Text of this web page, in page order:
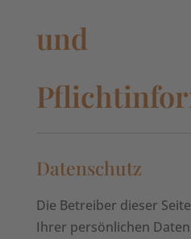
und
Datenschutz
Die Betreiber dieser
Ihrer persönlichen